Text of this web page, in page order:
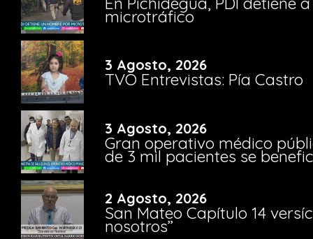
microtráfico
3 Agosto, 2026
TVO Entrevistas: Pía Castro
3 Agosto, 2026
Gran operativo médico
de 3 mil pacientes se
2 Agosto, 2026
San Mateo Capítulo 14
nosotros”